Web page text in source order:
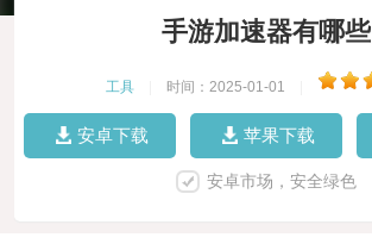
手游加速器有哪些
工具 时间：2025-01-01
安卓下载 苹果下载
安卓市场，安全绿色